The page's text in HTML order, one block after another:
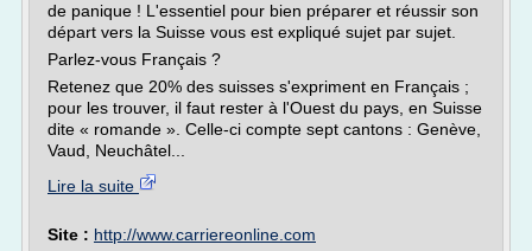
de panique ! L'essentiel pour bien préparer et réussir son
départ vers la Suisse vous est expliqué sujet par sujet.
Parlez-vous Français ?
Retenez que 20% des suisses s'expriment en Français ;
pour les trouver, il faut rester à l'Ouest du pays, en Suisse
dite « romande ». Celle-ci compte sept cantons : Genève,
Vaud, Neuchâtel...
Lire la suite
Site : http://www.carriereonline.com